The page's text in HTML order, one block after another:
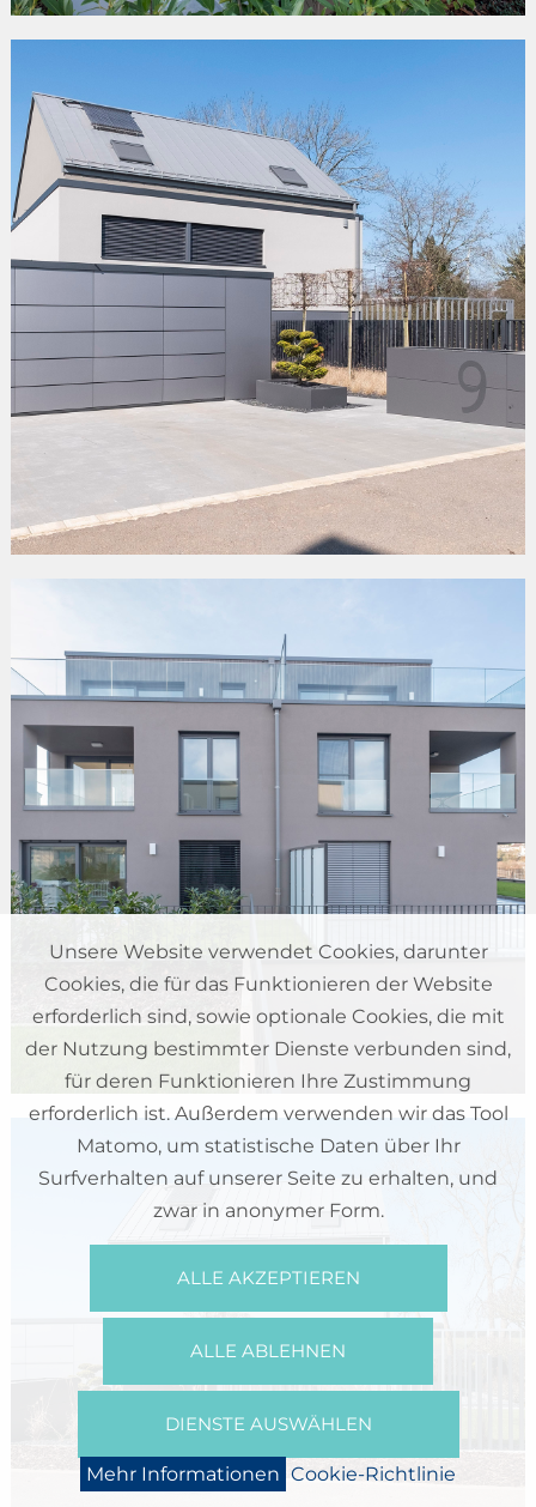
RÉSIDENCE «TURQUOISE»
Ettelbruck
«MAESCHBOMMERT»
Fingig
RÉSIDENCE «TURQUOISE»
Ettelbruck
Unsere Website verwendet Cookies, darunter
Cookies, die für das Funktionieren der Website
erforderlich sind, sowie optionale Cookies, die mit
der Nutzung bestimmter Dienste verbunden sind,
für deren Funktionieren Ihre Zustimmung
erforderlich ist. Außerdem verwenden wir das Tool
Matomo, um statistische Daten über Ihr
Surfverhalten auf unserer Seite zu erhalten, und
zwar in anonymer Form.
ALLE AKZEPTIEREN
ALLE ABLEHNEN
DIENSTE AUSWÄHLEN
Mehr Informationen Cookie-Richtlinie